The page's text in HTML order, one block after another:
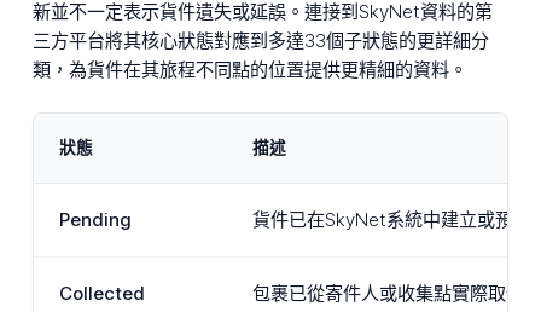
新並不一定表示貨件遺失或延誤。連接到SkyNet資料的第
三方平台將其核心狀態對應到多達33個子狀態的更詳細分
類，為貨件在其旅程不同點的位置提供更精細的資料。
狀態 描述
Pending 貨件已在SkyNet系統中建立或預訂
Collected 包裹已從寄件人或收集點實際取件